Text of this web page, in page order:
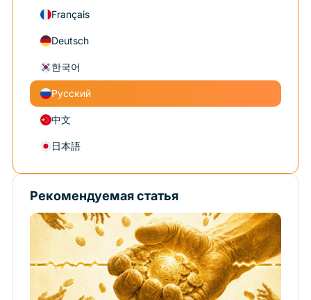
Français
Deutsch
한국어
Русский
中文
日本語
Рекомендуемая статья